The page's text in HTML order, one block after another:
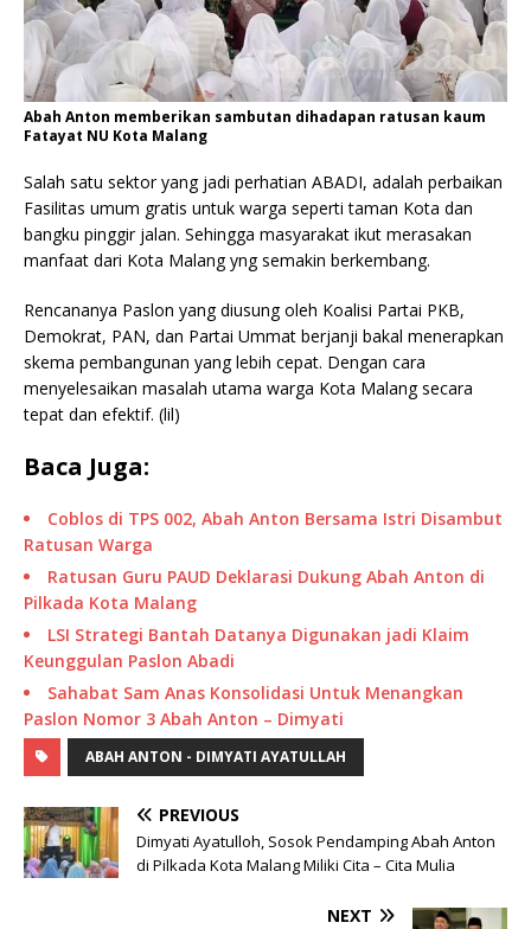
Abah Anton memberikan sambutan dihadapan ratusan kaum
Fatayat NU Kota Malang
Salah satu sektor yang jadi perhatian ABADI, adalah perbaikan
Fasilitas umum gratis untuk warga seperti taman Kota dan
bangku pinggir jalan. Sehingga masyarakat ikut merasakan
manfaat dari Kota Malang yng semakin berkembang.
Rencananya Paslon yang diusung oleh Koalisi Partai PKB,
Demokrat, PAN, dan Partai Ummat berjanji bakal menerapkan
skema pembangunan yang lebih cepat. Dengan cara
menyelesaikan masalah utama warga Kota Malang secara
tepat dan efektif. (lil)
Baca Juga:
Coblos di TPS 002, Abah Anton Bersama Istri Disambut
Ratusan Warga
Ratusan Guru PAUD Deklarasi Dukung Abah Anton di
Pilkada Kota Malang
LSI Strategi Bantah Datanya Digunakan jadi Klaim
Keunggulan Paslon Abadi
Sahabat Sam Anas Konsolidasi Untuk Menangkan
Paslon Nomor 3 Abah Anton – Dimyati
ABAH ANTON - DIMYATI AYATULLAH
PREVIOUS
Dimyati Ayatulloh, Sosok Pendamping Abah Anton
di Pilkada Kota Malang Miliki Cita – Cita Mulia
NEXT